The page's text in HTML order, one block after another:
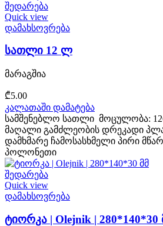
შედარება
Quick view
დამახსოვრება
სათლი 12 ლ
მარაგშია
₾5.00
კალათაში დამატება
სამშენებლო სათლი მოცულობა:
მაღალი გამძლეობის დრეკადი
დამხმარე ჩამოსასხმელი პირი
პოლონეთი
შედარება
Quick view
დამახსოვრება
ტიორკა | Olejnik | 280*140*30